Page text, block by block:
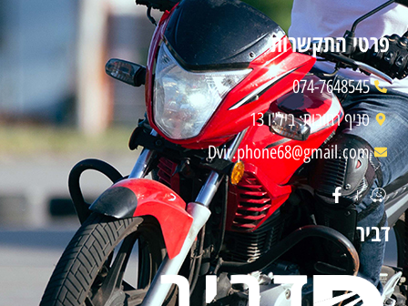
פרטי התקשרות
074-7648545
סניף רחובות: ביל"ו 13
Dvir.phone68@gmail.com
דביר